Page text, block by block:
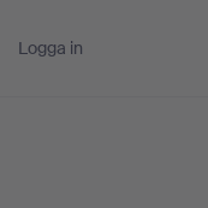
Logga in